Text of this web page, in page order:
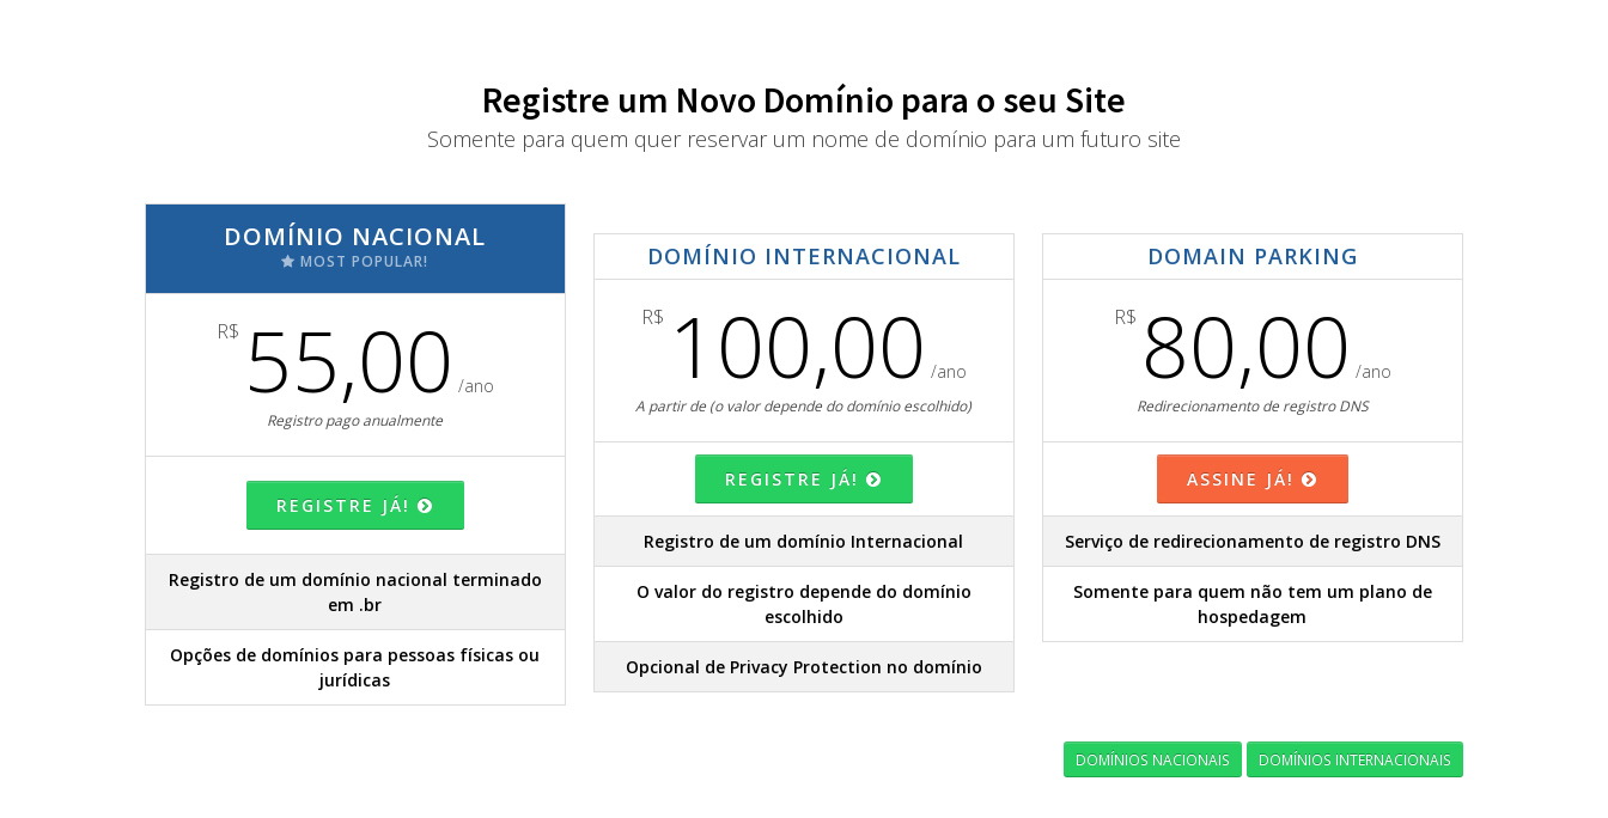
Registre um Novo Domínio para o seu Site
Somente para quem quer reservar um nome de domínio para um futuro site
DOMÍNIO NACIONAL
MOST POPULAR!
R$ 55,00 /ano
Registro pago anualmente
REGISTRE JÁ!
Registro de um domínio nacional terminado
em .br
Opções de domínios para pessoas físicas ou
jurídicas
DOMÍNIO INTERNACIONAL
R$ 100,00 /ano
A partir de (o valor depende do domínio escolhido)
REGISTRE JÁ!
Registro de um domínio Internacional
O valor do registro depende do domínio
escolhido
Opcional de Privacy Protection no domínio
DOMAIN PARKING
R$ 80,00 /ano
Redirecionamento de registro DNS
ASSINE JÁ!
Serviço de redirecionamento de registro DNS
Somente para quem não tem um plano de
hospedagem
DOMÍNIOS NACIONAIS DOMÍNIOS INTERNACIONAIS